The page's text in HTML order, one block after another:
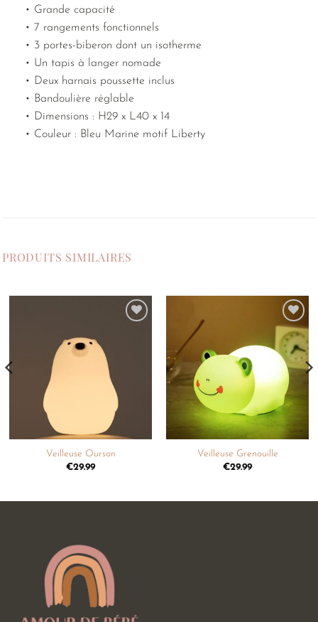
• Grande capacité
• 7 rangements fonctionnels
• 3 portes-biberon dont un isotherme
• Un tapis à langer nomade
• Deux harnais poussette inclus
• Bandoulière réglable
• Dimensions : H29 x L40 x 14
• Couleur : Bleu Marine motif Liberty
PRODUITS SIMILAIRES
Veilleuse Ourson
€29.99
Ajouter
à la
liste de
souhaits
Veilleuse Grenouille
€29.99